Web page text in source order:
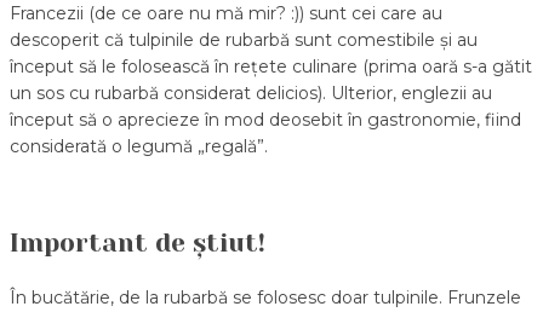
Francezii (de ce oare nu mă mir? :)) sunt cei care au
descoperit că tulpinile de rubarbă sunt comestibile și au
început să le folosească în rețete culinare (prima oară s-a gătit
un sos cu rubarbă considerat delicios). Ulterior, englezii au
început să o aprecieze în mod deosebit în gastronomie, fiind
considerată o legumă „regală”.
Important de știut!
În bucătărie, de la rubarbă se folosesc doar tulpinile. Frunzele